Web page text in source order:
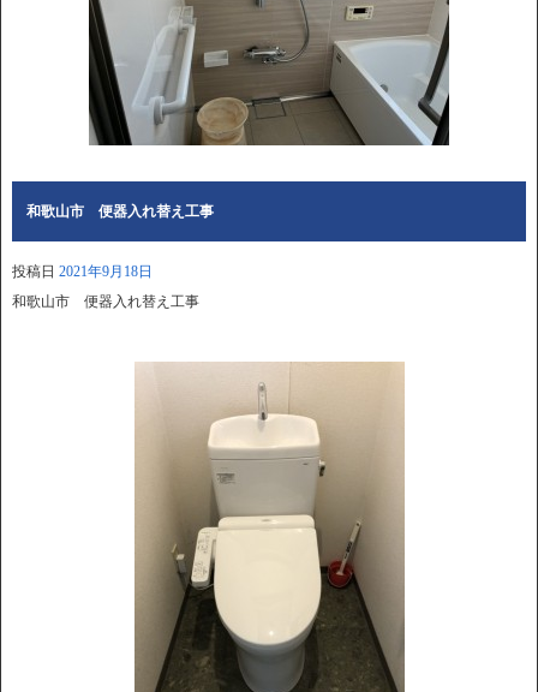
和歌山市 便器入れ替え工事
投稿日 2021年9月18日
和歌山市 便器入れ替え工事